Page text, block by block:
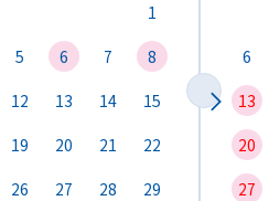
1
5 6 7
8
12 13 14
15
19 20 21
22
26 27 28
29
6
13
20
27